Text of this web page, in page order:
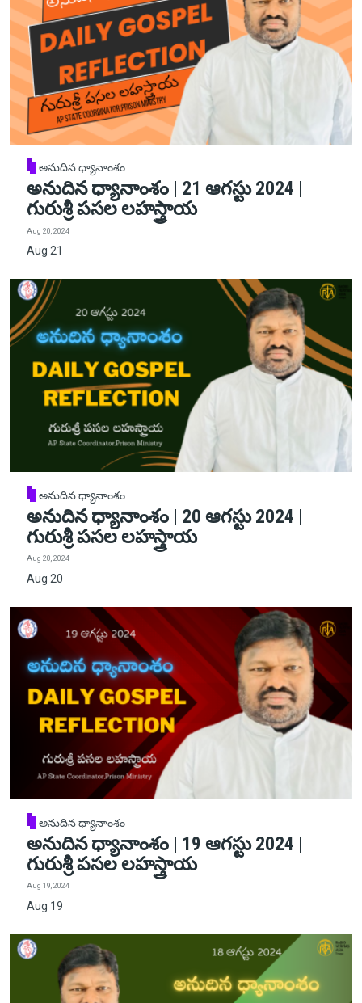
అనుదిన ధ్యానాంశం
అనుదిన ధ్యానాంశం | 21 ఆగస్టు 2024 |
గురుశ్రీ పసల లహస్త్రాయ
Aug 20, 2024
Aug 21
అనుదిన ధ్యానాంశం
అనుదిన ధ్యానాంశం | 20 ఆగస్టు 2024 |
గురుశ్రీ పసల లహస్త్రాయ
Aug 20, 2024
Aug 20
అనుదిన ధ్యానాంశం
అనుదిన ధ్యానాంశం | 19 ఆగస్టు 2024 |
గురుశ్రీ పసల లహస్త్రాయ
Aug 19, 2024
Aug 19